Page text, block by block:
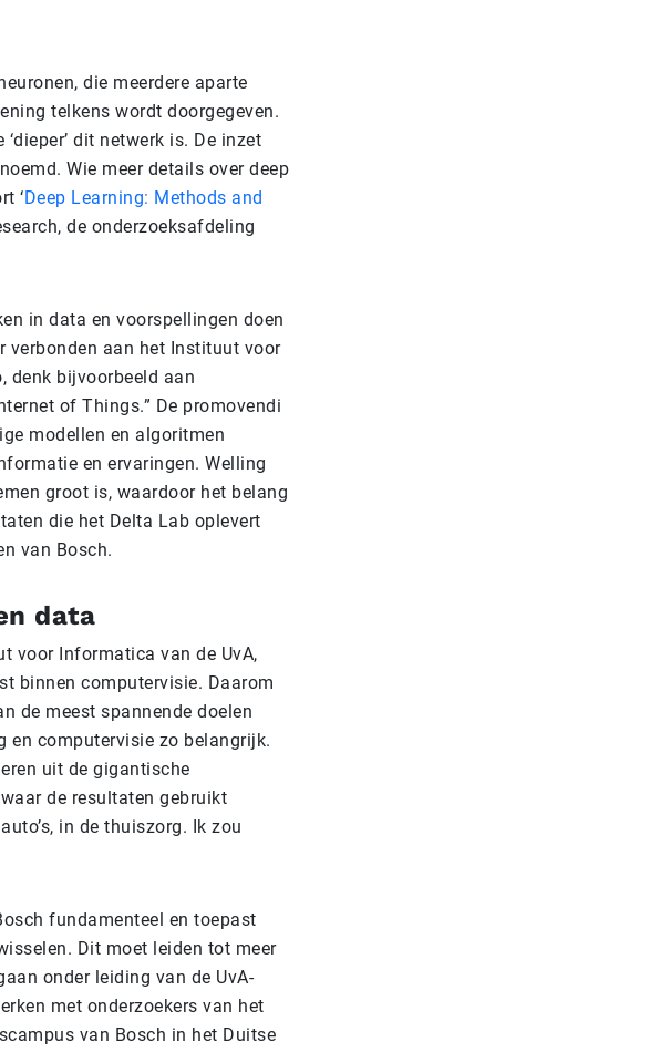
die meerdere aparte
telkens wordt doorgegeven.
dit netwerk is. De inzet
Wie meer details over deep
‘Deep Learning: Methods and
de onderzoeksafdeling
in data en voorspellingen doen
verbonden aan het Instituut voor
denk bijvoorbeeld aan
of Things.” De promovendi
modellen en algoritmen
en ervaringen. Welling
groot is, waardoor het belang
die het Delta Lab oplevert
van Bosch.
data
voor Informatica van de UvA,
binnen computervisie. Daarom
de meest spannende doelen
en computervisie zo belangrijk.
uit de gigantische
de resultaten gebruikt
in de thuiszorg. Ik zou
fundamenteel en toepast
Dit moet leiden tot meer
onder leiding van de UvA-
met onderzoekers van het
van Bosch in het Duitse